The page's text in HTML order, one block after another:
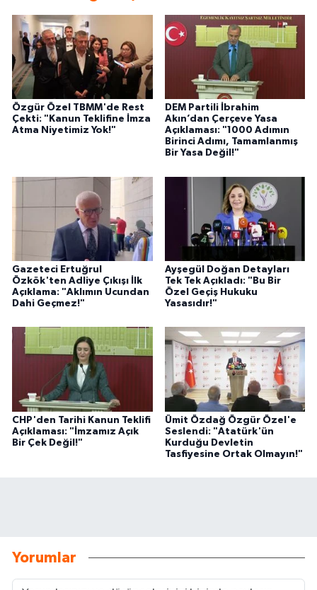
Özgür Özel TBMM'de Rest
Çekti: "Kanun Teklifine İmza
Atma Niyetimiz Yok!"
DEM Partili İbrahim
Akın’dan Çerçeve Yasa
Açıklaması: "1000 Adımın
Birinci Adımı, Tamamlanmış
Bir Yasa Değil!"
Gazeteci Ertuğrul
Özkök'ten Adliye Çıkışı İlk
Açıklama: "Aklımın Ucundan
Dahi Geçmez!"
Ayşegül Doğan Detayları
Tek Tek Açıkladı: "Bu Bir
Özel Geçiş Hukuku
Yasasıdır!"
CHP'den Tarihi Kanun Teklifi
Açıklaması: "İmzamız Açık
Bir Çek Değil!"
Ümit Özdağ Özgür Özel'e
Seslendi: "Atatürk'ün
Kurduğu Devletin
Tasfiyesine Ortak Olmayın!"
Yorumlar